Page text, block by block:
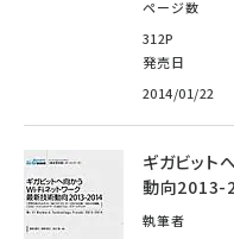
ページ数
312P
発売日
2014/01/22
ギガビット
動向2013-
執筆者